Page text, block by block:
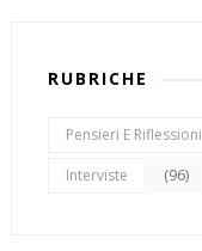
RUBRICHE
Pensieri E Riflessioni
Interviste (96)